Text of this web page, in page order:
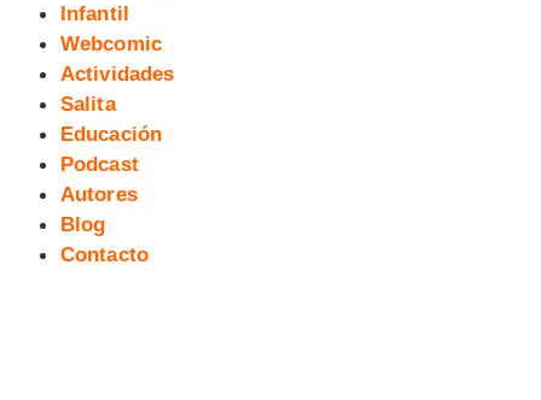
Infantil
Webcomic
Actividades
Salita
Educación
Podcast
Autores
Blog
Contacto